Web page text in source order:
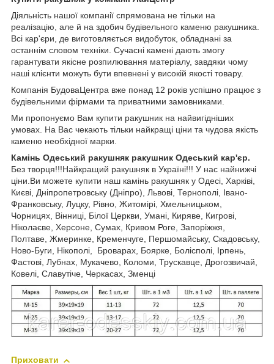
Діяльність нашої компанії спрямована не тільки на
реалізацію, але й на здобич будівельного каменю ракушника.
Всі кар'єри, де виготовляється видобуток, обладнані за
останнім словом техніки. Сучасні камені дають змогу
гарантувати якісне розпилювання матеріалу, завдяки чому
наші клієнти можуть бути впевнені у високій якості товару.
Компанія БудоваЦентра вже понад 12 років успішно працює з
будівельними фірмами та приватними замовниками.
Ми пропонуємо Вам купити ракушник на найвигідніших
умовах. На Вас чекають тільки найкращі ціни та чудова якість
каменю необхідної марки.
Камінь Одеський ракушняк ракушник Одеський кар'єр.
Без творця!!!Найкращий ракушняк в Україні!!! У нас найнижчі
ціни.Ви можете купити наш камінь ракушняк у Одесі, Харківі,
Києві, Дніпропетровську (Дніпро), Львові, Тернополі, Івано-
Франковську, Луцку, Рівно, Житомірі, Хмельницьком,
Чорницях, Вінниці, Білої Церкви, Умані, Киряве, Кигрові,
Ніколаєве, Херсоне, Сумах, Кривом Роге, Запоріжжя,
Полтаве, Жмеринке, Кременчуге, Першомайську, Скадовську,
Ново-Буги, Нікополі, Броварах, Боярке, Болісполі, Ірпень,
Фастові, Лубнах, Мукачево, Коломи, Трускавце, Дрогозвичай,
Ковелі, Славутіче, Черкасах, Зменці
Приховати